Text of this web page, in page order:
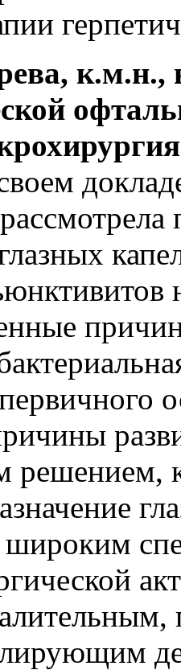
к.м.н.,
рассмотрела
решением,